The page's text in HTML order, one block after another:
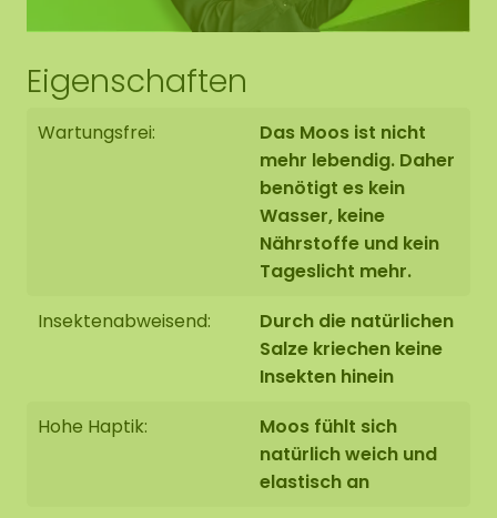
Eigenschaften
Wartungsfrei:
Das Moos ist nicht
mehr lebendig. Daher
benötigt es kein
Wasser, keine
Nährstoffe und kein
Tageslicht mehr.
Insektenabweisend:
Durch die natürlichen
Salze kriechen keine
Insekten hinein
Hohe Haptik:
Moos fühlt sich
natürlich weich und
elastisch an